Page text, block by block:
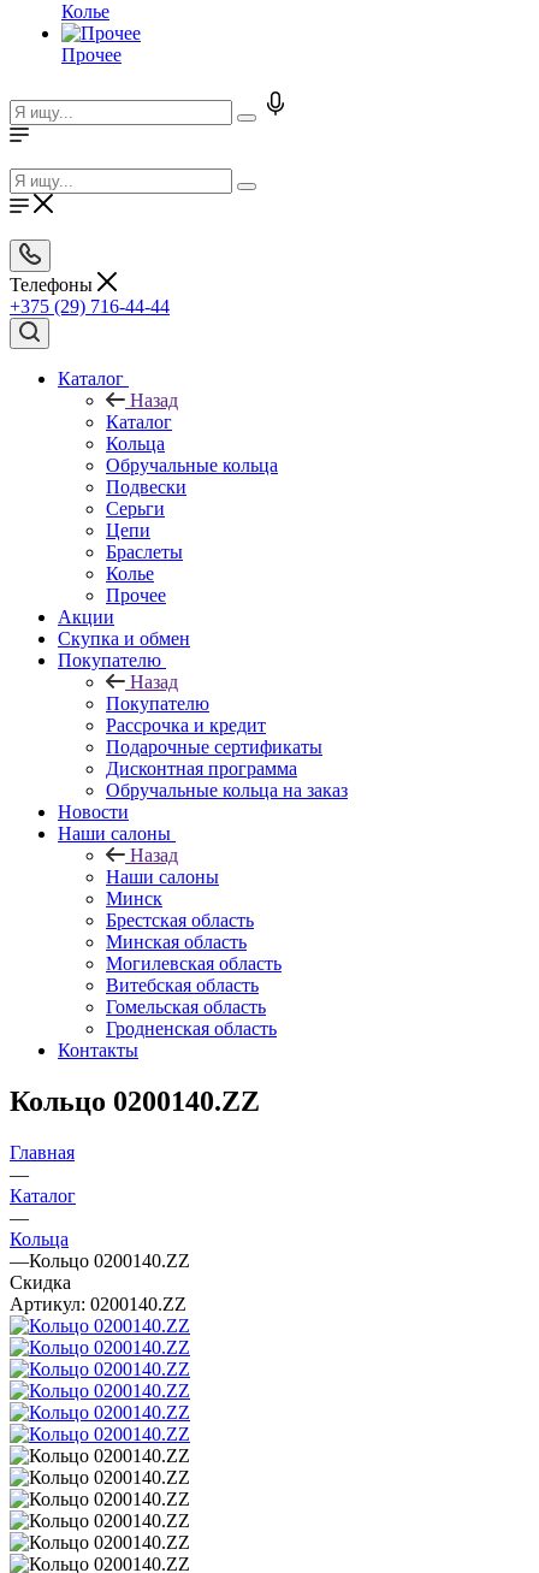
Колье
Прочее
Телефоны
+375 (29) 716-44-44
Каталог
Назад
Каталог
Кольца
Обручальные кольца
Подвески
Серьги
Цепи
Браслеты
Колье
Прочее
Акции
Скупка и обмен
Покупателю
Назад
Покупателю
Рассрочка и кредит
Подарочные сертификаты
Дисконтная программа
Обручальные кольца на заказ
Новости
Наши салоны
Назад
Наши салоны
Минск
Брестская область
Минская область
Могилевская область
Витебская область
Гомельская область
Гродненская область
Контакты
Кольцо 0200140.ZZ
Главная
—
Каталог
—
Кольца
—Кольцо 0200140.ZZ
Скидка
Артикул: 0200140.ZZ